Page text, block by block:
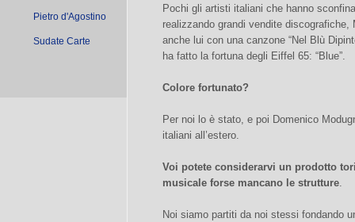
Pietro d'Agostino
Sudate Carte
Pochi gli artisti italiani che hanno
realizzando grandi vendite
anche lui con una canzone “Nel Blù
ha fatto la fortuna degli Eiffel 65: “Blue”.
Colore fortunato?
Per noi lo è stato, e poi Domenico
italiani all’estero.
Voi potete considerarvi un prodotto
musicale forse mancano le strutture.
Noi siamo partiti da noi stessi fondando